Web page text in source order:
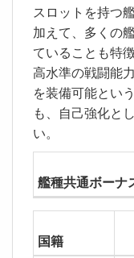
スロットを持つ艦
加えて、多くの
ていることも特徴
高水準の戦闘能
を装備可能とい
も、自己強化と
い。
艦種共通ボーナ
国籍